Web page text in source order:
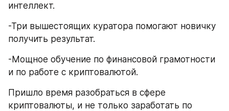
интеллект.
-Три вышестоящих куратора помогают новичку
получить результат.
-Мощное обучение по финансовой грамотности
и по работе с криптовалютой.
Пришло время разобраться в сфере
криптовалюты, и не только заработать по